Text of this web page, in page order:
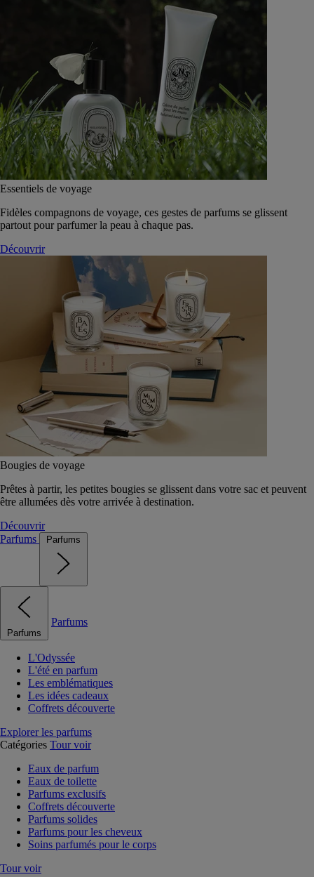
Essentiels de voyage
Fidèles compagnons de voyage, ces gestes de parfums se glissent
partout pour parfumer la peau à chaque pas.
Découvrir
Bougies de voyage
Prêtes à partir, les petites bougies se glissent dans votre sac et peuvent
être allumées dès votre arrivée à destination.
Découvrir
Parfums
Parfums
Parfums
Parfums
L'Odyssée
L'été en parfum
Les emblématiques
Les idées cadeaux
Coffrets découverte
Explorer les parfums
Catégories Tour voir
Eaux de parfum
Eaux de toilette
Parfums exclusifs
Coffrets découverte
Parfums solides
Parfums pour les cheveux
Soins parfumés pour le corps
Tour voir